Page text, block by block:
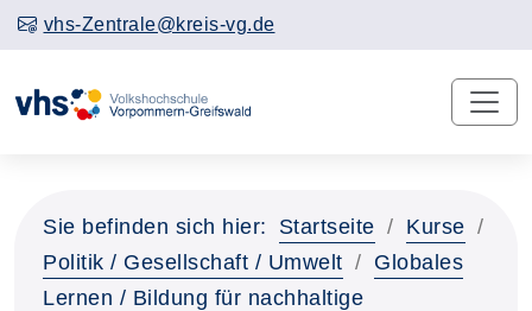
vhs-Zentrale@kreis-vg.de
Sie befinden sich hier: Startseite
Kurse
Politik / Gesellschaft / Umwelt
Globales
Lernen / Bildung für nachhaltige